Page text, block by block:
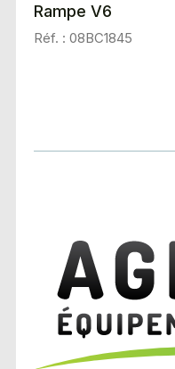
Rampe V6
Réf. : 08BC1845